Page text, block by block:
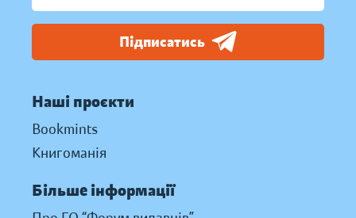
Підписатись
Наші проєкти
Bookmints
Книгоманія
Більше інформації